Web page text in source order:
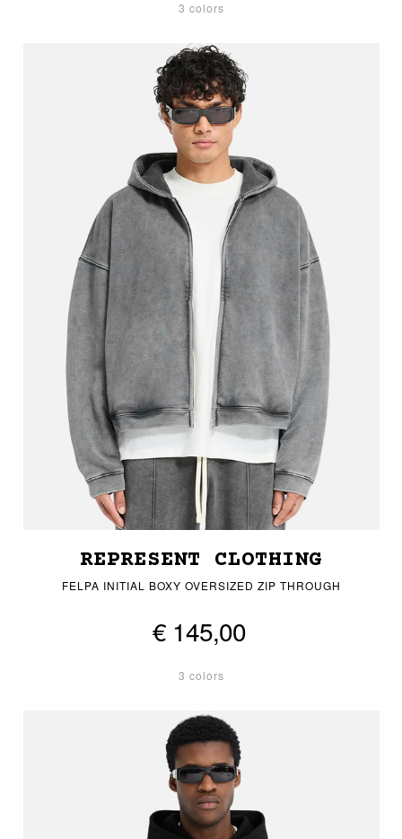
3 colors
REPRESENT CLOTHING
FELPA INITIAL BOXY OVERSIZED ZIP THROUGH
€ 145,00
3 colors